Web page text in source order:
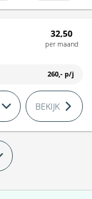
32,50
per maand
260,- p/j
BEKIJK